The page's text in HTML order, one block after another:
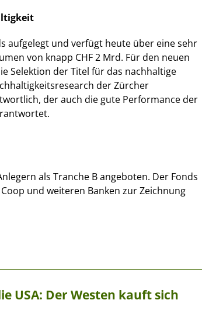
aufgelegt und verfügt heute über eine sehr
von knapp CHF 2 Mrd. Für den neuen
Selektion der Titel für das nachhaltige
der Zürcher
der auch die gute Performance der
als Tranche B angeboten. Der Fonds
und weiteren Banken zur Zeichnung
USA: Der Westen kauft sich